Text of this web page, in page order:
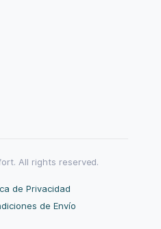
All rights reserved.
de Privacidad
de Envío